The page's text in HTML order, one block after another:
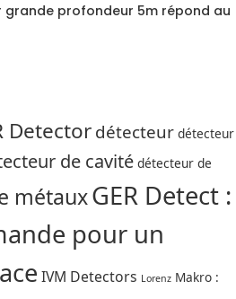
grande profondeur 5m répond au
Detectordétecteur détecteur
de cavité détecteur de
métauxGER Detect :
pour un
IVM Detectors Lorenz Makro :